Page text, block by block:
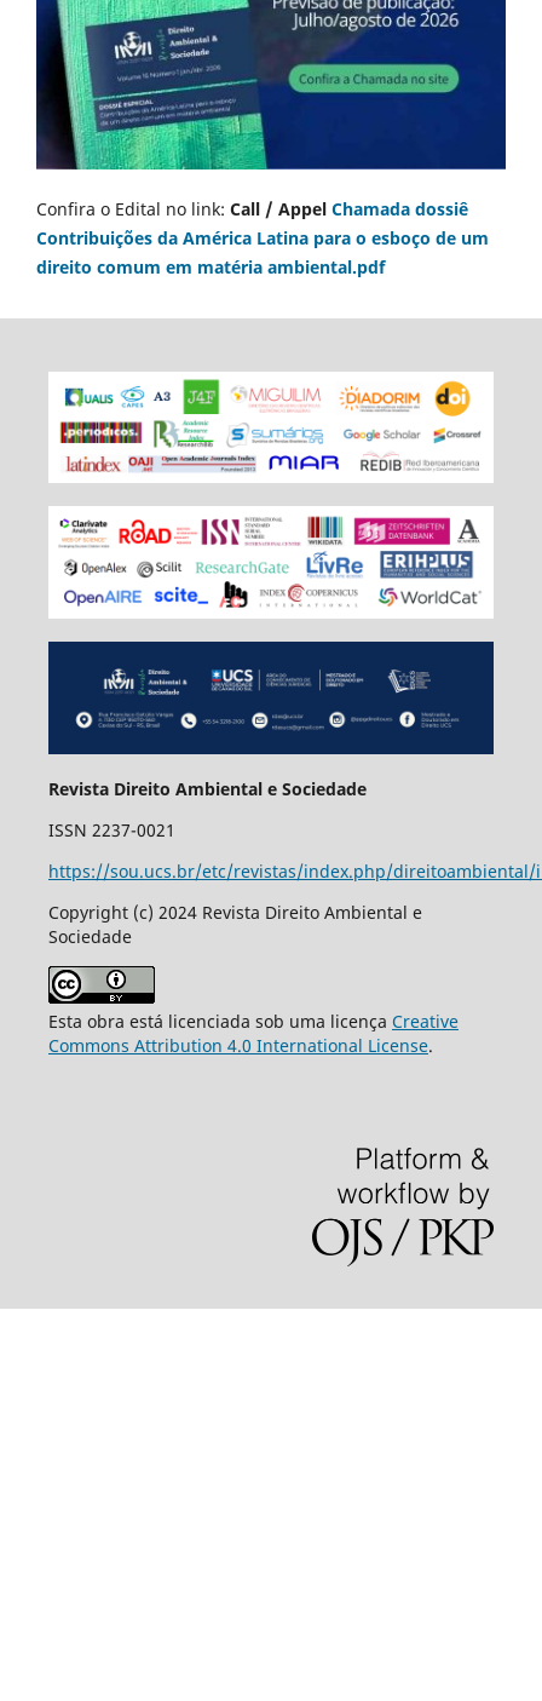
Confira o Edital no link: Call / Appel Chamada dossiê
Contribuições da América Latina para o esboço de um
direito comum em matéria ambiental.pdf
Revista Direito Ambiental e Sociedade
ISSN 2237-0021
https://sou.ucs.br/etc/revistas/index.php/direitoambiental/
Copyright (c) 2024 Revista Direito Ambiental e
Sociedade
Esta obra está licenciada sob uma licença Creative
Commons Attribution 4.0 International License.